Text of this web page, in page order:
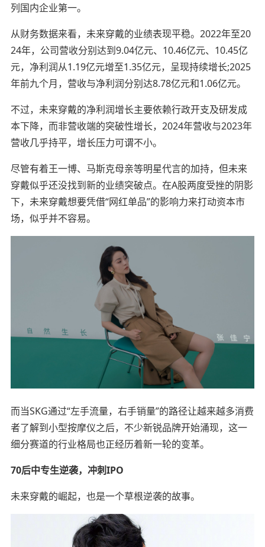
列国内企业第一。
从财务数据来看，未来穿戴的业绩表现平稳。2022年至20
24年，公司营收分别达到9.04亿元、10.46亿元、10.45亿
元，净利润从1.19亿元增至1.35亿元，呈现持续增长;2025
年前九个月，营收与净利润分别达8.78亿元和1.06亿元。
不过，未来穿戴的净利润增长主要依赖行政开支及研发成
本下降，而非营收端的突破性增长，2024年营收与2023年
营收几乎持平，增长压力可谓不小。
尽管有着王一博、马斯克母亲等明星代言的加持，但未来
穿戴似乎还没找到新的业绩突破点。在A股两度受挫的阴影
下，未来穿戴想要凭借“网红单品”的影响力来打动资本市
场，似乎并不容易。
而当SKG通过“左手流量，右手销量”的路径让越来越多消费
者了解到小型按摩仪之后，不少新锐品牌开始涌现，这一
细分赛道的行业格局也正经历着新一轮的变革。
70后中专生逆袭，冲刺IPO
未来穿戴的崛起，也是一个草根逆袭的故事。